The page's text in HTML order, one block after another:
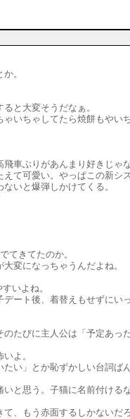
。
と大変そうだなぁ。
いちゃしてたら焼餅もやいち
車ぶりがあんまり好きじゃ
て可愛い。やっぱこの新シス
いと爆弾しかけてくる。
てきてたのか。
変になっちゃうんだよね。
いよね。
ート後、着替えもせずにいっ
たびに主人公は「予定あっ
よ。
い」とか恥ずかしい台詞ばん
と思う。子猫に名前付ける
、もう赤面するしかないだ